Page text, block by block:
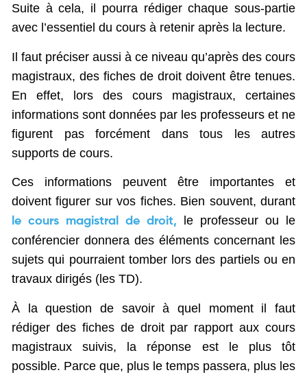
Suite à cela, il pourra rédiger chaque sous-partie
avec l’essentiel du cours à retenir après la lecture.
Il faut préciser aussi à ce niveau qu’après des cours
magistraux, des fiches de droit doivent être tenues.
En effet, lors des cours magistraux, certaines
informations sont données par les professeurs et ne
figurent pas forcément dans tous les autres
supports de cours.
Ces informations peuvent être importantes et
doivent figurer sur vos fiches. Bien souvent, durant
le cours magistral de droit,
le professeur ou le
conférencier donnera des éléments concernant les
sujets qui pourraient tomber lors des partiels ou en
travaux dirigés (les TD).
À la question de savoir à quel moment il faut
rédiger des fiches de droit par rapport aux cours
magistraux suivis, la réponse est le plus tôt
possible. Parce que, plus le temps passera, plus les